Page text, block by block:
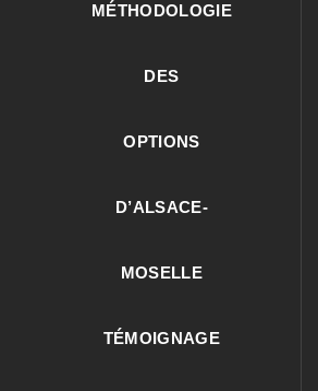
MÉTHODOLOGIE
DES
OPTIONS
D’ALSACE-
MOSELLE
TÉMOIGNAGE